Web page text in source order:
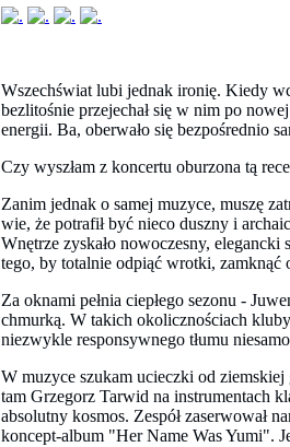
Wszechświat lubi jednak ironię. Kiedy
bezlitośnie przejechał się w nim po
energii. Ba, oberwało się bezpośrednio
Czy wyszłam z koncertu oburzona tą
Zanim jednak o samej muzyce, muszę
wie, że potrafił być nieco duszny i
Wnętrze zyskało nowoczesny, elegancki
tego, by totalnie odpiąć wrotki, zamknąć
Za oknami pełnia ciepłego sezonu -
chmurką. W takich okolicznościach
niezwykle responsywnego tłumu
W muzyce szukam ucieczki od
tam Grzegorz Tarwid na instrumentach
absolutny kosmos. Zespół zaserwował
koncept-album "Her Name Was Yumi".